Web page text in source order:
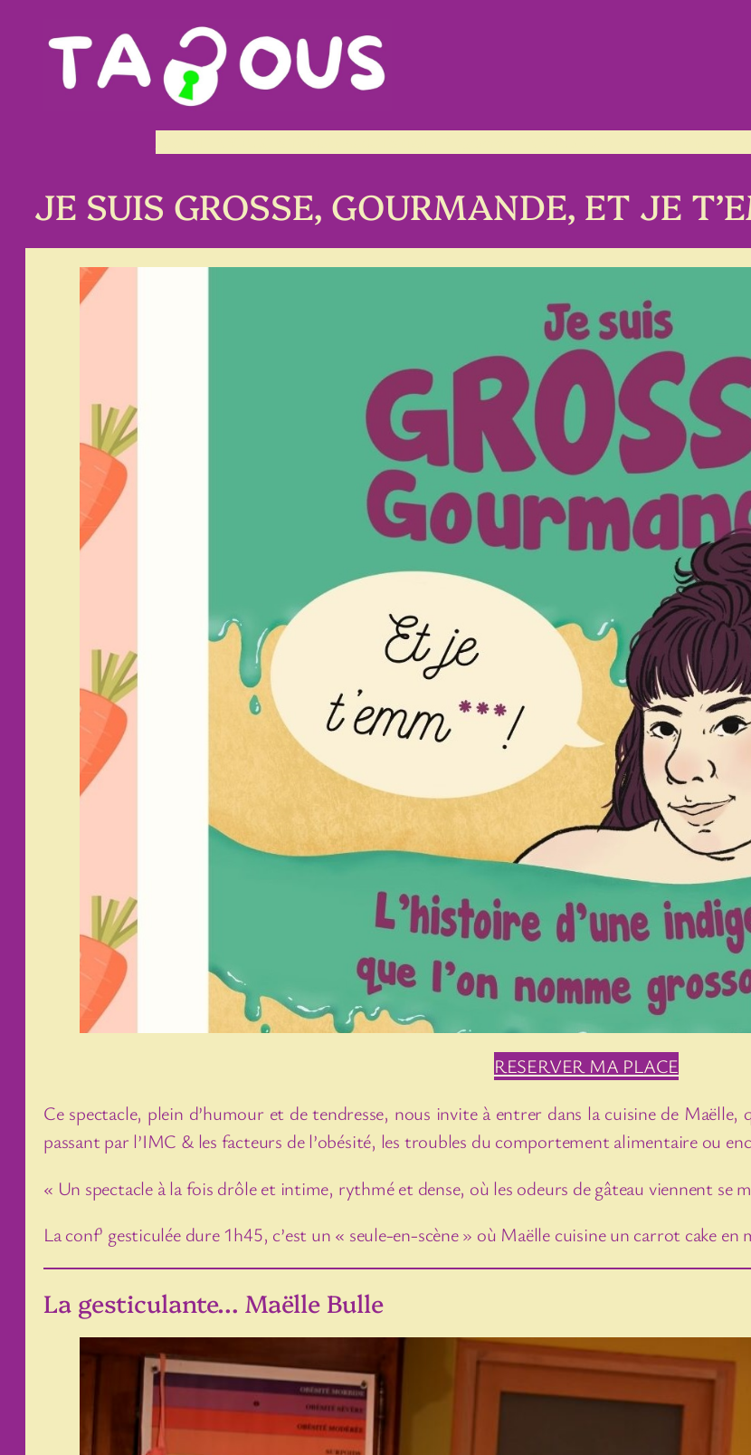
JE SUIS GROSSE, GOURMANDE, ET JE
RESERVER MA PLACE
Ce spectacle, plein d’humour et de tendresse, nous invite à entrer dans la cuisine de
passant par l’IMC & les facteurs de l’obésité, les troubles du comportement alimentaire ou
« Un spectacle à la fois drôle et intime, rythmé et dense, où les odeurs de gâteau viennent se
La conf’ gesticulée dure 1h45, c’est un « seule-en-scène » où Maëlle cuisine un carrot cake en
La gesticulante… Maëlle Bulle